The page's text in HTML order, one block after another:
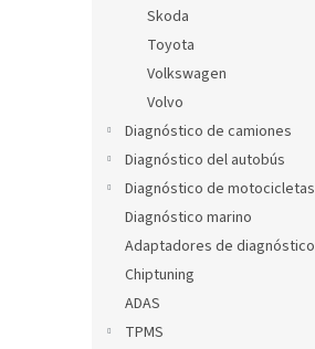
Skoda
Toyota
Volkswagen
Volvo
Diagnóstico de camiones
Diagnóstico del autobús
Diagnóstico de motocicletas
Diagnóstico marino
Adaptadores de diagnóstico
Chiptuning
ADAS
TPMS